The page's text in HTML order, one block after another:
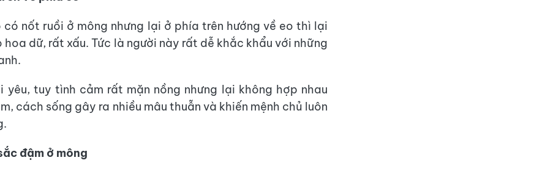
có nốt ruồi ở mông nhưng lại ở phía trên hướng về eo thì lại
dữ, rất xấu. Tức là người này rất dễ khắc khẩu với những
yêu, tuy tình cảm rất mặn nồng nhưng lại không hợp nhau
cách sống gây ra nhiều mâu thuẫn và khiến mệnh chủ luôn
đậm ở mông